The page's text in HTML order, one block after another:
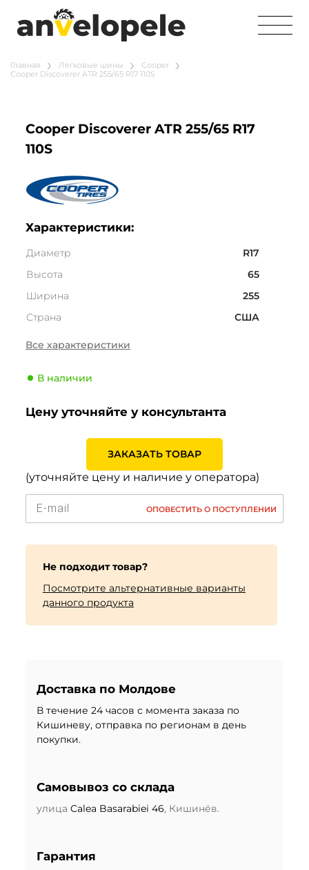
Главная Легковые шины
Cooper
Cooper Discoverer ATR 255/65 R17 110S
Cooper Discoverer ATR 255/65 R17
110S
Характеристики:
Диаметр
R17
Высота
65
Ширина
255
Страна
США
Сезонность
средства
Индекс скорости
S (180 км/ч)
Индекс нагрузки
110 (1060кг)
Все характеристики
В наличии
Цену уточняйте у консультанта
ЗАКАЗАТЬ ТОВАР
(уточняйте цену и наличие у оператора)
ОПОВЕСТИТЬ О ПОСТУПЛЕНИИ
Не подходит товар?
Посмотрите альтернативные варианты
данного продукта
Доставка по Молдове
В течение 24 часов с момента заказа по
Кишиневу, отправка по регионам в день
покупки.
Самовывоз со склада
улица Calea Basarabiei 46, Кишинёв.
Гарантия